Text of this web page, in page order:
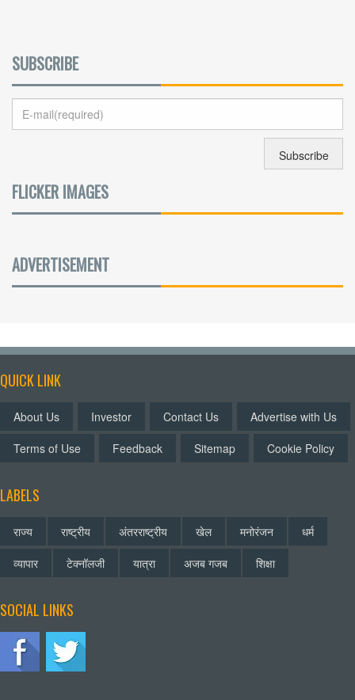
SUBSCRIBE
FLICKER IMAGES
ADVERTISEMENT
QUICK LINK
About Us Investor Contact Us
Advertise with Us
Terms of Use
Feedback Sitemap Cookie Policy
LABELS
राज्य राष्ट्रीय अंतरराष्ट्रीय खेल मनोरंजन
धर्म
व्यापार
टेक्नॉलजी यात्रा अजब गजब शिक्षा
SOCIAL LINKS